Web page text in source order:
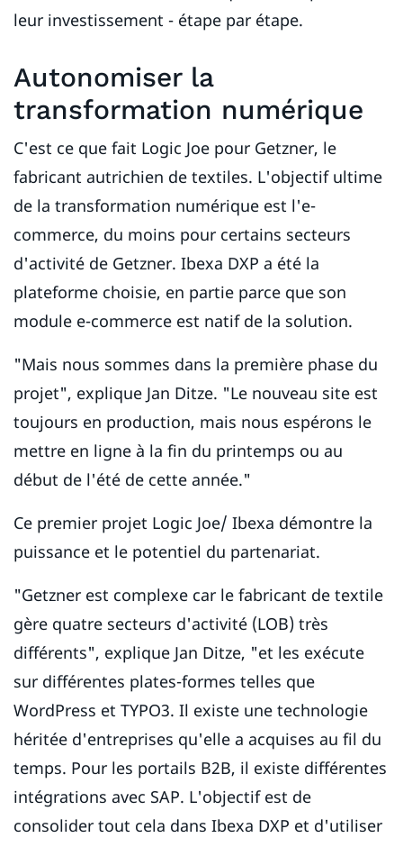
leur investissement - étape par étape.
Autonomiser la
transformation numérique
C'est ce que fait Logic Joe pour Getzner, le
fabricant autrichien de textiles. L'objectif ultime
de la transformation numérique est l'e-
commerce, du moins pour certains secteurs
d'activité de Getzner. Ibexa DXP a été la
plateforme choisie, en partie parce que son
module e-commerce est natif de la solution.
"Mais nous sommes dans la première phase du
projet", explique Jan Ditze. "Le nouveau site est
toujours en production, mais nous espérons le
mettre en ligne à la fin du printemps ou au
début de l'été de cette année."
Ce premier projet Logic Joe/ Ibexa démontre la
puissance et le potentiel du partenariat.
"Getzner est complexe car le fabricant de textile
gère quatre secteurs d'activité (LOB) très
différents", explique Jan Ditze, "et les exécute
sur différentes plates-formes telles que
WordPress et TYPO3. Il existe une technologie
héritée d'entreprises qu'elle a acquises au fil du
temps. Pour les portails B2B, il existe différentes
intégrations avec SAP. L'objectif est de
consolider tout cela dans Ibexa DXP et d'utiliser